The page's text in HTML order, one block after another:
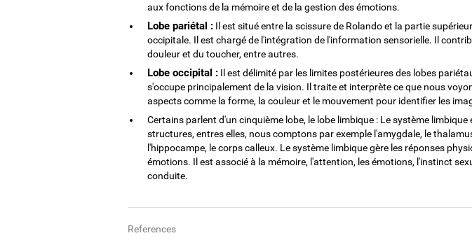
aux fonctions de la mémoire et de la gestion des émotions.
Lobe pariétal : Il est situé entre la scissure de Rolando et la partie
occipitale. Il est chargé de l'intégration de l'information sensorielle. Il
douleur et du toucher, entre autres.
Lobe occipital : Il est délimité par les limites postérieures des lobes
s'occupe principalement de la vision. Il traite et interprète ce que nous
aspects comme la forme, la couleur et le mouvement pour identifier les
Certains parlent d'un cinquième lobe, le lobe limbique : Le système
structures, entres elles, nous comptons par exemple l'amygdale, le
l'hippocampe, le corps calleux. Le système limbique gère les réponses
émotions. Il est associé à la mémoire, l'attention, les émotions, l'instinct
conduite.
References